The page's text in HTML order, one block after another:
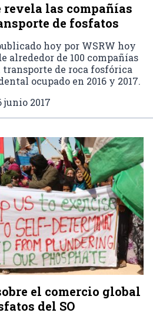
las compañías
de fosfatos
hoy por WSRW hoy
alrededor de 100 compañías
de roca fosfórica
ocupado en 2016 y 2017.
junio 2017
el comercio global
del SO